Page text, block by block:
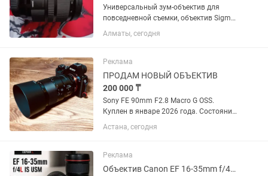
Универсальный зум-объектив для
повседневной съемки, объектив Sigma
24-70mm f/2.8 DG OS HSM с креплением
Canon EF охватывает полезный
широкоугольного до портретного,...
Алматы, сегодня
Реклама
ПРОДАМ НОВЫЙ ОБЪЕКТИВ
200 000 ₸
Sony FE 90mm F2.8 Macro G OSS.
Куплен в январе 2026 года. Состояние
практически нового, без царапин и
потертостей. Полный комплект:
задняя крышки. Использовался...
Астана, сегодня
Реклама
Объектив Canon EF 16-35mm f/4L IS USM